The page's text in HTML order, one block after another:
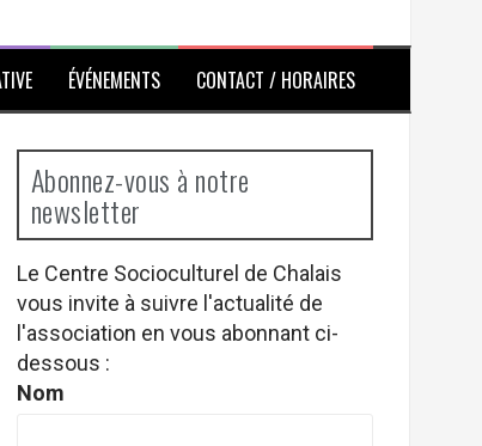
ÉVÉNEMENTS CONTACT / HORAIRES
Abonnez-vous à notre
newsletter
Le Centre Socioculturel de Chalais
vous invite à suivre l'actualité de
l'association en vous abonnant ci-
dessous :
Nom